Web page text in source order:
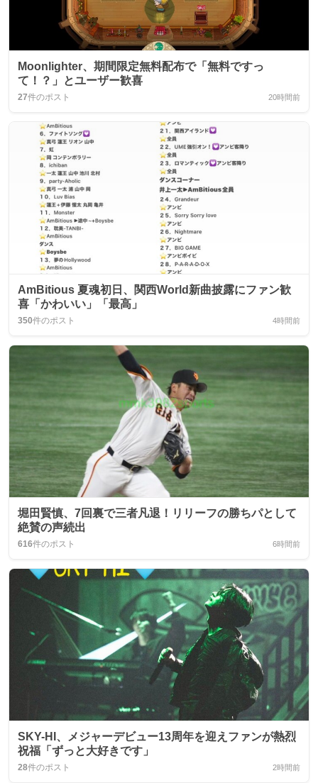
Moonlighter、期間限定無料配布で「無料ですっ
て！？」とユーザー歓喜
27件のポスト 20時間前
AmBitious 夏魂初日、関西World新曲披露にファン歓
喜「かわいい」「最高」
350件のポスト 4時間前
堀田賢慎、7回裏で三者凡退！リリーフの勝ちパとして
絶賛の声続出
616件のポスト 6時間前
SKY-HI、メジャーデビュー13周年を迎えファンが熱烈
祝福「ずっと大好きです」
28件のポスト 2時間前